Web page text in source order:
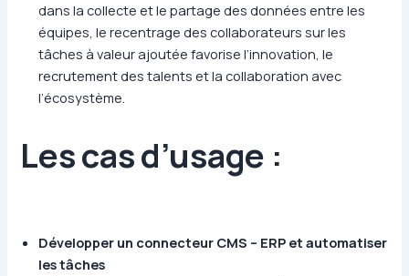
dans la collecte et le partage des données entre les
équipes, le recentrage des collaborateurs sur les
tâches à valeur ajoutée favorise l’innovation, le
recrutement des talents et la collaboration avec
l’écosystème.
Les cas d’usage :
Développer un connecteur CMS – ERP et automatiser
les tâches